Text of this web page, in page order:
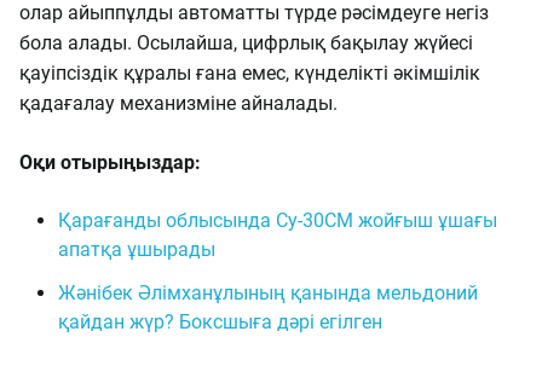
олар айыппұлды автоматты түрде рәсімдеуге негіз
бола алады. Осылайша, цифрлық бақылау жүйесі
қауіпсіздік құралы ғана емес, күнделікті әкімшілік
қадағалау механизміне айналады.
Оқи отырыңыздар:
Қарағанды облысында Су-30СМ жойғыш ұшағы
апатқа ұшырады
Жәнібек Әлімханұлының қанында мельдоний
қайдан жүр? Боксшыға дәрі егілген